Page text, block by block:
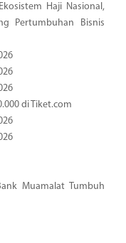
Haji Nasional,
Pertumbuhan Bisnis
di Tiket.com
Muamalat Tumbuh